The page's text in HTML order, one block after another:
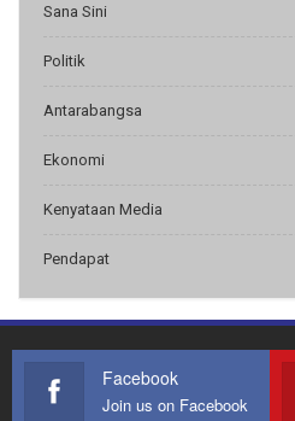
Sana Sini
Politik
Antarabangsa
Ekonomi
Kenyataan Media
Pendapat
Facebook
Join us on Facebook